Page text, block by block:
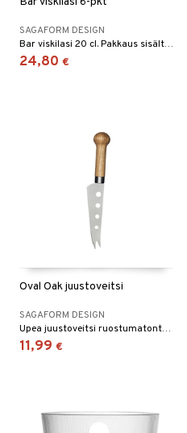
SAGAFORM DESIGN
Bar viskilasi 20 cl. Pakkaus sisältää kuusi lasia.
24,80 €
Oval Oak juustoveitsi
SAGAFORM DESIGN
Upea juustoveitsi ruostumatonta terästä ja tammea.
11,99 €